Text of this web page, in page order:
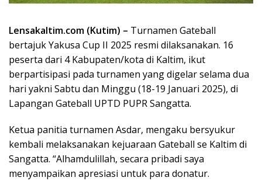
Lensakaltim.com (Kutim) – Turnamen Gateball
bertajuk Yakusa Cup II 2025 resmi dilaksanakan. 16
peserta dari 4 Kabupaten/kota di Kaltim, ikut
berpartisipasi pada turnamen yang digelar selama dua
hari yakni Sabtu dan Minggu (18-19 Januari 2025), di
Lapangan Gateball UPTD PUPR Sangatta.
Ketua panitia turnamen Asdar, mengaku bersyukur
kembali melaksanakan kejuaraan Gateball se Kaltim di
Sangatta. “Alhamdulillah, secara pribadi saya
menyampaikan apresiasi untuk para donatur.